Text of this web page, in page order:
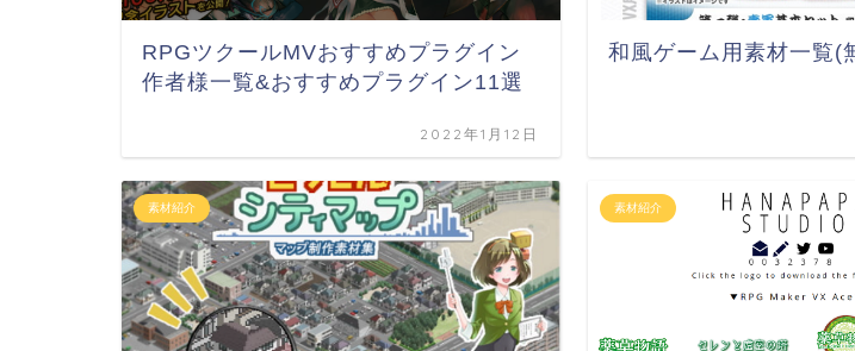
RPGツクールMVおすすめプラグイン
作者様一覧&おすすめプラグイン11選
2022年1月12日
和風ゲーム用素材一覧(
素材紹介 素材紹介